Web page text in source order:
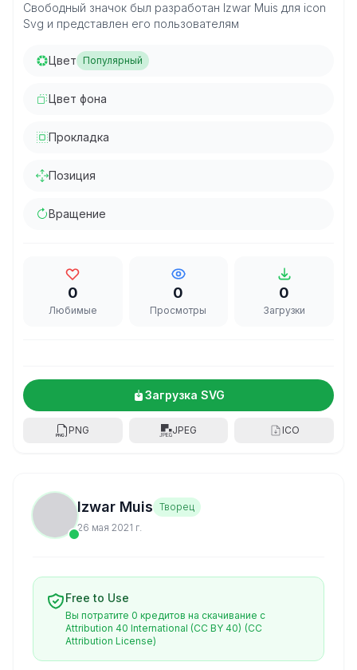
Свободный значок был разработан Izwar Muis для icon
Svg и представлен его пользователям
Цвет Популярный
Цвет фона
Прокладка
Позиция
Вращение
0
Любимые
0
Просмотры
0
Загрузки
Загрузка SVG
PNG JPEG ICO
Izwar Muis Творец
26 мая 2021 г.
Free to Use
Вы потратите 0 кредитов на скачивание с
Attribution 40 International (CC BY 40) (CC
Attribution License)